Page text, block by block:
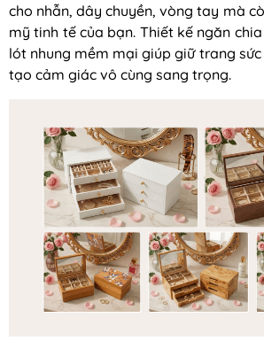
cho nhẫn, dây chuyền, vòng tay mà
mỹ tinh tế của bạn. Thiết kế ngăn
lót nhung mềm mại giúp giữ trang
tạo cảm giác vô cùng sang trọng.